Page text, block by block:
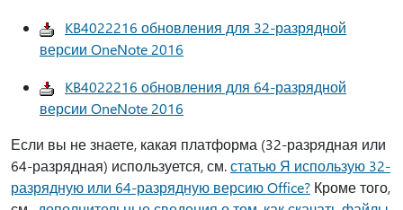
KB4022216 обновления для 32-разрядной
версии OneNote 2016
KB4022216 обновления для 64-разрядной
версии OneNote 2016
Если вы не знаете, какая платформа (32-разрядная или
64-разрядная) используется, см.статью Я использую 32-
разрядную или 64-разрядную версию Office? Кроме того,